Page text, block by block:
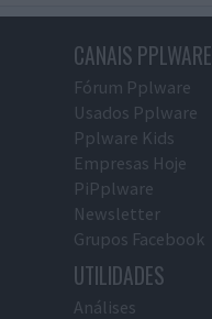
CANAIS PPLWARE
Fórum Pplware
Usados Pplware
Pplware Kids
Empresas Hoje
PiPplware
Newsletter
Grupos Facebook
UTILIDADES
Análises